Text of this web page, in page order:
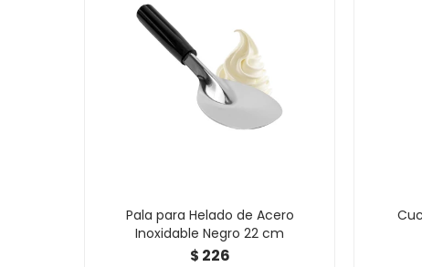
Pala para Helado de Acero
Inoxidable Negro 22 cm
$ 226